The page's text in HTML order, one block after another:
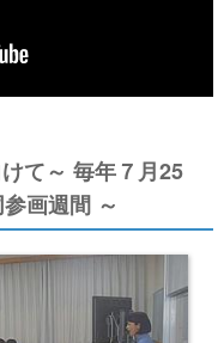
て～ 毎年７月25
画週間 ～